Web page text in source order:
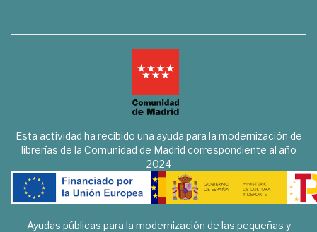
Esta actividad ha recibido una ayuda para la modernización de
librerías de la Comunidad de Madrid correspondiente al año
2024
Ayudas públicas para la modernización de las pequeñas y